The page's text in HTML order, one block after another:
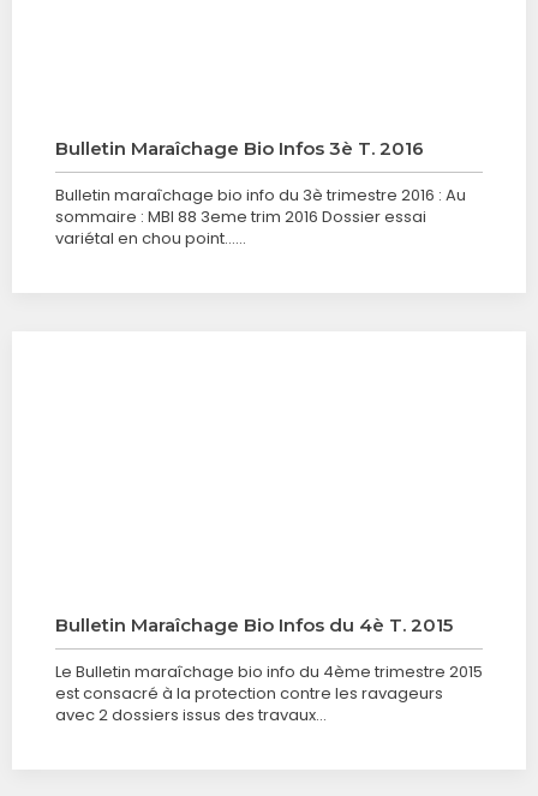
Bulletin Maraîchage Bio Infos 3è T. 2016
Bulletin maraîchage bio info du 3è trimestre 2016 : Au
sommaire : MBI 88 3eme trim 2016 Dossier essai
variétal en chou point……
Bulletin Maraîchage Bio Infos du 4è T. 2015
Le Bulletin maraîchage bio info du 4ème trimestre 2015
est consacré à la protection contre les ravageurs
avec 2 dossiers issus des travaux…